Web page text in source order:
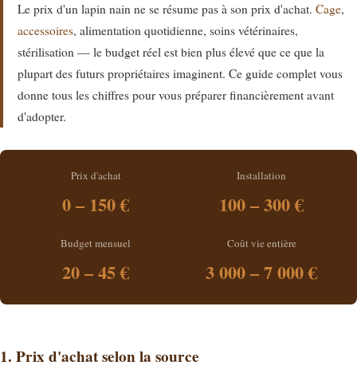
Le prix d'un lapin nain ne se résume pas à son prix d'achat. Cage,
accessoires, alimentation quotidienne, soins vétérinaires,
stérilisation — le budget réel est bien plus élevé que ce que la
plupart des futurs propriétaires imaginent. Ce guide complet vous
donne tous les chiffres pour vous préparer financièrement avant
d'adopter.
Prix d'achat
0 – 150 €
Installation
100 – 300 €
Budget mensuel
20 – 45 €
Coût vie entière
3 000 – 7 000 €
1. Prix d'achat selon la source